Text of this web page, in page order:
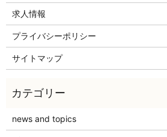
求人情報
プライバシーポリシー
サイトマップ
news and topics